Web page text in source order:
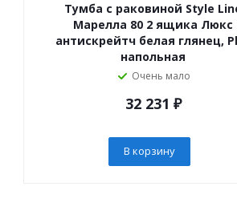
Тумба с раковиной Style
Марелла 80 2 ящика Люкс
антискрейтч белая глянец,
напольная
Очень мало
32 231 ₽
В корзину